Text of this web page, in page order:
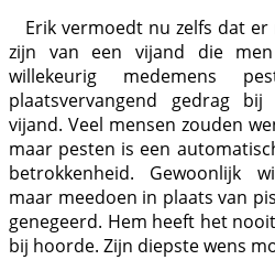
Erik vermoedt nu zelfs dat
zijn van een vijand die
willekeurig medemens
plaatsvervangend gedrag
vijand. Veel mensen zouden
maar pesten is een
betrokkenheid. Gewoonlijk
maar meedoen in plaats van
genegeerd. Hem heeft het
bij hoorde. Zijn diepste wens